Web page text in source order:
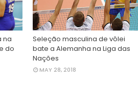
na
do
Seleção masculina de vôlei
bate a Alemanha na Liga das
Nações
MAY 28, 2018